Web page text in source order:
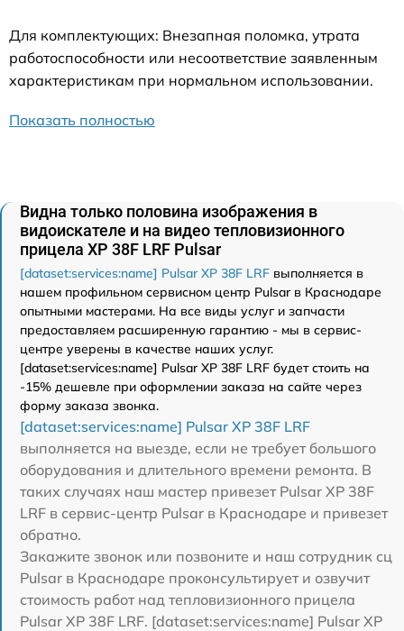
Для комплектующих: Внезапная поломка, утрата
работоспособности или несоответствие заявленным
характеристикам при нормальном использовании.
Показать полностью
Видна только половина изображения в
видоискателе и на видео тепловизионного
прицела XP 38F LRF Pulsar
[dataset:services:name] Pulsar XP 38F LRF выполняется в
нашем профильном сервисном центр Pulsar в Краснодаре
опытными мастерами. На все виды услуг и запчасти
предоставляем расширенную гарантию - мы в сервис-
центре уверены в качестве наших услуг.
[dataset:services:name] Pulsar XP 38F LRF будет стоить на
-15% дешевле при оформлении заказа на сайте через
форму заказа звонка.
[dataset:services:name] Pulsar XP 38F LRF
выполняется на выезде, если не требует большого
оборудования и длительного времени ремонта. В
таких случаях наш мастер привезет Pulsar XP 38F
LRF в сервис-центр Pulsar в Краснодаре и привезет
обратно.
Закажите звонок или позвоните и наш сотрудник сц
Pulsar в Краснодаре проконсультирует и озвучит
стоимость работ над тепловизионного прицела
Pulsar XP 38F LRF. [dataset:services:name] Pulsar XP